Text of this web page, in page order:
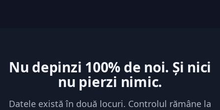
Nu depinzi 100% de noi. Și nici
nu pierzi nimic.
Datele există în două locuri. Controlul rămâne la